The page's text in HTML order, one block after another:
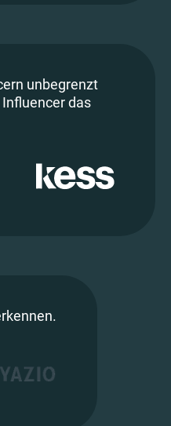
unbegrenzt
das